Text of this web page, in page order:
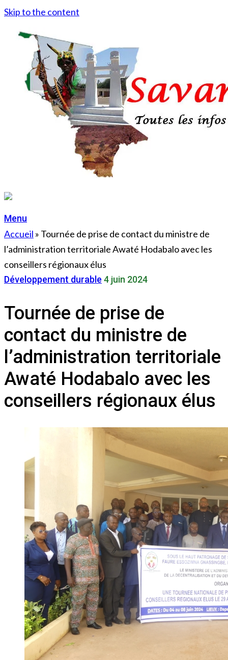
Skip to the content
Menu
Accueil » Tournée de prise de contact du ministre de
l’administration territoriale Awaté Hodabalo avec les
conseillers régionaux élus
Développement durable 4 juin 2024
Tournée de prise de
contact du ministre de
l’administration territoriale
Awaté Hodabalo avec les
conseillers régionaux élus